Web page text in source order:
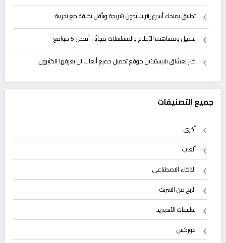
تطبيق يمنحك أسرع إنترنت بدون شريحة وبأقل تكلفة مع تجريبة
تحميل ومشاهدة الأفلام والمسلسلات مجانًا | أفضل 5 مواقع
كنز لعشاق بلايستيشن موقع تحميل جميع ألعاب لن يعرفها الكثيرون
جميع التصنيفات
أخرى
ألعاب
الذكاء الاصطناعي
الربح من الانترنت
تطبيقات الأندوريد
فوركس